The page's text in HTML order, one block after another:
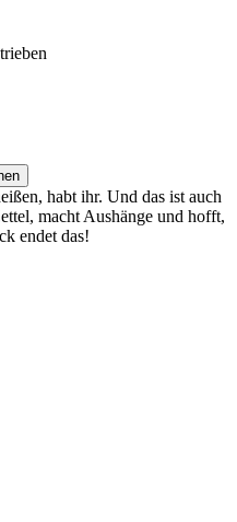
habt ihr. Und das ist auch
macht Aushänge und hofft,
endet das!